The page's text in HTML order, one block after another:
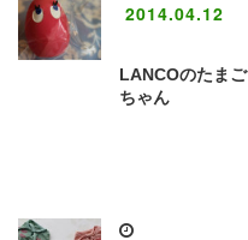
2014.04.12
LANCOのたまご
ちゃん